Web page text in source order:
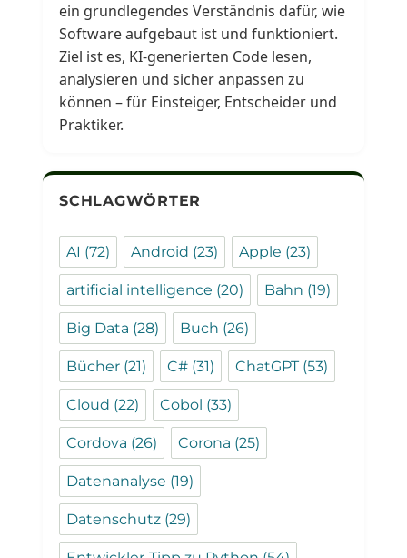
ein grundlegendes Verständnis dafür, wie
Software aufgebaut ist und funktioniert.
Ziel ist es, KI-generierten Code lesen,
analysieren und sicher anpassen zu
können – für Einsteiger, Entscheider und
Praktiker.
SCHLAGWÖRTER
AI (72) Android (23) Apple (23)
artificial intelligence (20) Bahn (19)
Big Data (28) Buch (26)
Bücher (21) C# (31) ChatGPT(53)
Cloud (22) Cobol (33)
Cordova (26) Corona (25)
Datenanalyse (19)
Datenschutz (29)